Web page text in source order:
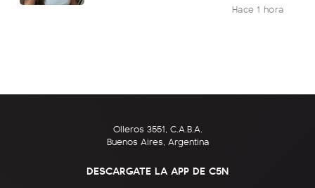
Hace 1 hora
Olleros 3551, C.A.B.A.
Buenos Aires, Argentina
DESCARGATE LA APP DE C5N